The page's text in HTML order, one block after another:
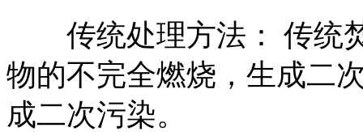
传统处理方法： 传统
物的不完全燃烧，生成二
成二次污染。